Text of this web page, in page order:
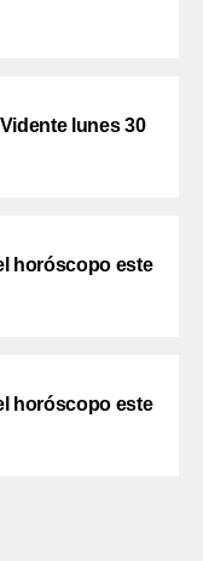
lunes 30
horóscopo este
horóscopo este